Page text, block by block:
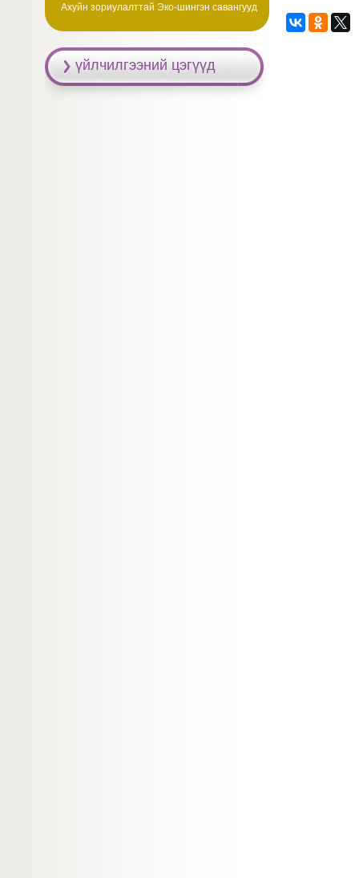
Ахуйн зориулалттай Эко-шингэн савангууд
үйлчилгээний цэгүүд